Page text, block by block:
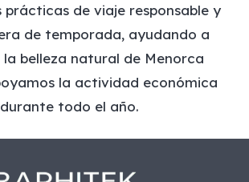
prácticas de viaje responsable y
de temporada, ayudando a
belleza natural de Menorca
la actividad económica
durante todo el año.